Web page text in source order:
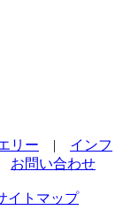
リー | インフ
お問い合わせ
イトマップ